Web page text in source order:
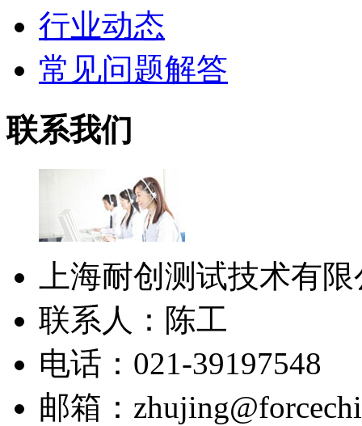
行业动态
常见问题解答
联系我们
上海耐创测试技术有
联系人：陈工
电话：021-39197548
邮箱：